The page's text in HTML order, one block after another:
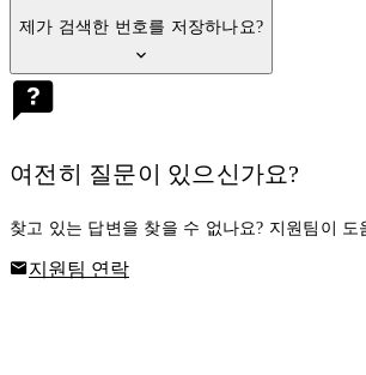
제가 검색한 번호를 저장하나요?
여전히 질문이 있으신가요?
찾고 있는 답변을 찾을 수 없나요? 지원팀이 도
지원팀 연락